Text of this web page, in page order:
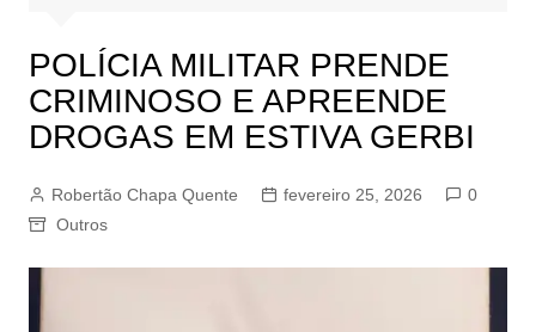
POLÍCIA MILITAR PRENDE
CRIMINOSO E APREENDE
DROGAS EM ESTIVA GERBI
Robertão Chapa Quente fevereiro 25, 2026
0
Outros